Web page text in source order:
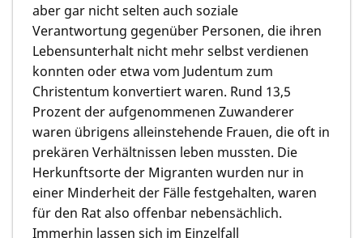
aber gar nicht selten auch soziale
Verantwortung gegenüber Personen, die ihren
Lebensunterhalt nicht mehr selbst verdienen
konnten oder etwa vom Judentum zum
Christentum konvertiert waren. Rund 13,5
Prozent der aufgenommenen Zuwanderer
waren übrigens alleinstehende Frauen, die oft in
prekären Verhältnissen leben mussten. Die
Herkunftsorte der Migranten wurden nur in
einer Minderheit der Fälle festgehalten, waren
für den Rat also offenbar nebensächlich.
Immerhin lassen sich im Einzelfall